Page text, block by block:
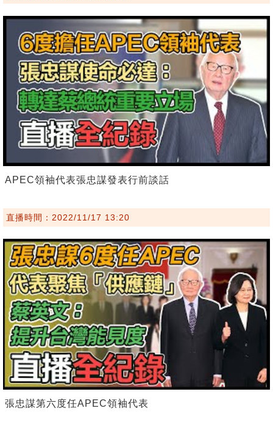
APEC領袖代表張忠謀發表行前談話
直播時間：2022/11/17 13:20
張忠謀第六度任APEC領袖代表